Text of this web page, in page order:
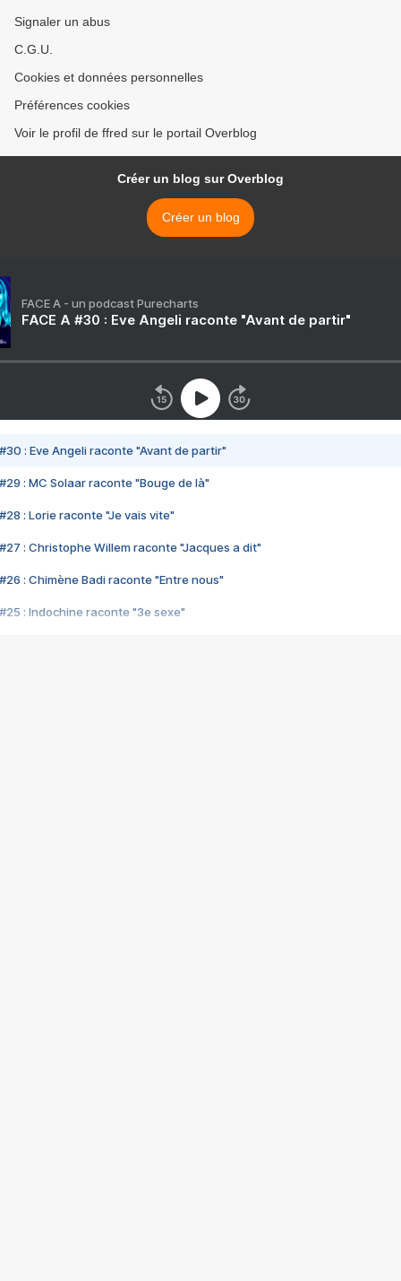
Signaler un abus
C.G.U.
Cookies et données personnelles
Préférences cookies
Voir le profil de ffred sur le portail Overblog
Créer un blog sur Overblog
Créer un blog
FACE A - un podcast Purecharts
FACE A #30 : Eve Angeli raconte "Avant de partir"
#30 : Eve Angeli raconte "Avant de partir"
#29 : MC Solaar raconte "Bouge de là"
#28 : Lorie raconte "Je vais vite"
#27 : Christophe Willem raconte "Jacques a dit"
#26 : Chimène Badi raconte "Entre nous"
#25 : Indochine raconte "3e sexe"